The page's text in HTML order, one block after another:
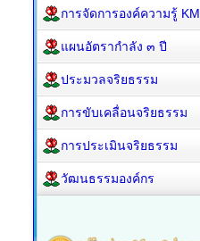
การจัดการองค์ความรู้ KM
แผนอัตรากำลัง ๓ ปี
ประมวลจริยธรรม
การขับเคลื่อนจริยธรรม
การประเมินจริยธรรม
วัฒนธรรมองค์กร